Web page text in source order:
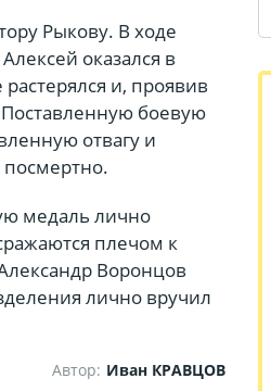
Рыкову. В ходе
оказался в
и, проявив
боевую
отвагу и
медаль лично
плечом к
Воронцов
лично вручил
Автор: Иван КРАВЦОВ